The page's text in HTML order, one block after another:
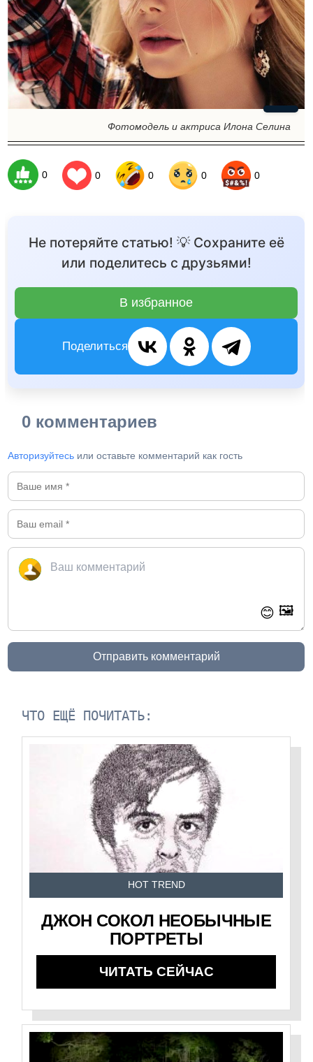
Фотомодель и актриса Илона Селина
0 0 0 0 0
Не потеряйте статью! 💡 Сохраните её
или поделитесь с друзьями!
В избранное
Поделиться
0 комментариев
Авторизуйтесь или оставьте комментарий как гость
😊 🖼️
Отправить комментарий
ЧТО ЕЩЁ ПОЧИТАТЬ:
HOT TREND
ДЖОН СОКОЛ НЕОБЫЧНЫЕ
ПОРТРЕТЫ
ЧИТАТЬ СЕЙЧАС